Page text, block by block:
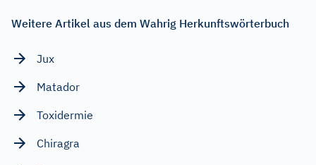
Weitere Artikel aus dem Wahrig Herkunftswörterbuch
Jux
Matador
Toxidermie
Chiragra